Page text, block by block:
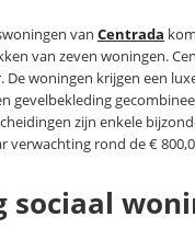
van Centrada
van zeven woningen.
De woningen krijgen een
gevelbekleding
zijn enkele
verwachting rond de €
sociaal